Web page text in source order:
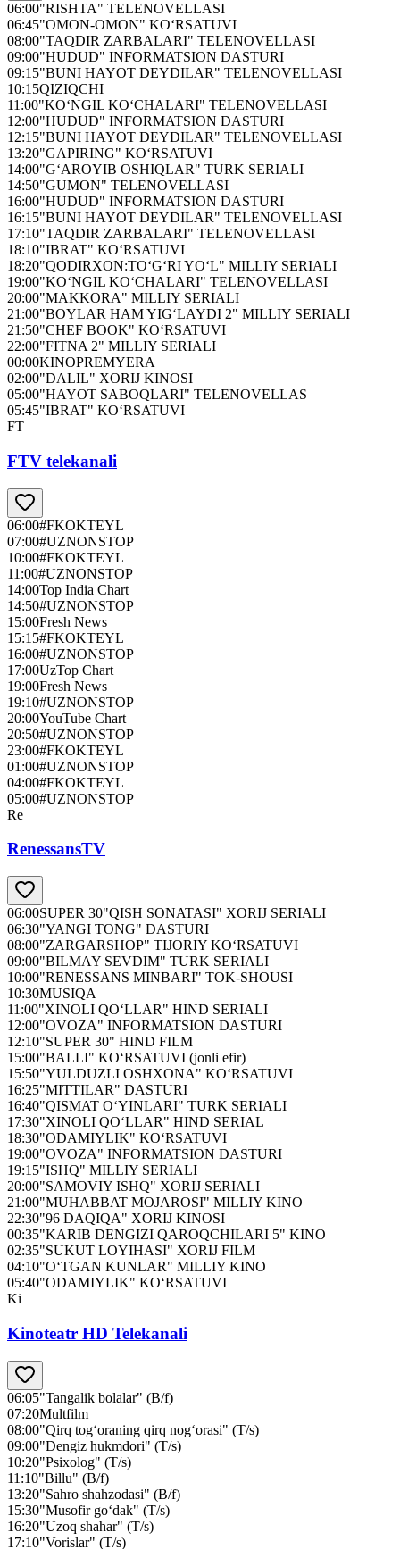
06:00"RISHTA" TELENOVELLASI
06:45"OMON-OMON" KO‘RSATUVI
08:00"TAQDIR ZARBALARI" TELENOVELLASI
09:00"HUDUD" INFORMATSION DASTURI
09:15"BUNI HAYOT DEYDILAR" TELENOVELLASI
10:15QIZIQCHI
11:00"KO‘NGIL KO‘CHALARI" TELENOVELLASI
12:00"HUDUD" INFORMATSION DASTURI
12:15"BUNI HAYOT DEYDILAR" TELENOVELLASI
13:20"GAPIRING" KO‘RSATUVI
14:00"G‘AROYIB OSHIQLAR" TURK SERIALI
14:50"GUMON" TELENOVELLASI
16:00"HUDUD" INFORMATSION DASTURI
16:15"BUNI HAYOT DEYDILAR" TELENOVELLASI
17:10"TAQDIR ZARBALARI" TELENOVELLASI
18:10"IBRAT" KO‘RSATUVI
18:20"QODIRXON:TO‘G‘RI YO‘L" MILLIY SERIALI
19:00"KO‘NGIL KO‘CHALARI" TELENOVELLASI
20:00"MAKKORA" MILLIY SERIALI
21:00"BOYLAR HAM YIG‘LAYDI 2" MILLIY SERIALI
21:50"CHEF BOOK" KO‘RSATUVI
22:00"FITNA 2" MILLIY SERIALI
00:00KINOPREMYERA
02:00"DALIL" XORIJ KINOSI
05:00"HAYOT SABOQLARI" TELENOVELLAS
05:45"IBRAT" KO‘RSATUVI
FT
FTV telekanali
06:00#FKOKTEYL
07:00#UZNONSTOP
10:00#FKOKTEYL
11:00#UZNONSTOP
14:00Top India Chart
14:50#UZNONSTOP
15:00Fresh News
15:15#FKOKTEYL
16:00#UZNONSTOP
17:00UzTop Chart
19:00Fresh News
19:10#UZNONSTOP
20:00YouTube Chart
20:50#UZNONSTOP
23:00#FKOKTEYL
01:00#UZNONSTOP
04:00#FKOKTEYL
05:00#UZNONSTOP
Re
RenessansTV
06:00SUPER 30"QISH SONATASI" XORIJ SERIALI
06:30"YANGI TONG" DASTURI
08:00"ZARGARSHOP" TIJORIY KO‘RSATUVI
09:00"BILMAY SEVDIM" TURK SERIALI
10:00"RENESSANS MINBARI" TOK-SHOUSI
10:30MUSIQA
11:00"XINOLI QO‘LLAR" HIND SERIALI
12:00"OVOZA" INFORMATSION DASTURI
12:10"SUPER 30" HIND FILM
15:00"BALLI" KO‘RSATUVI (jonli efir)
15:50"YULDUZLI OSHXONA" KO‘RSATUVI
16:25"MITTILAR" DASTURI
16:40"QISMAT O‘YINLARI" TURK SERIALI
17:30"XINOLI QO‘LLAR" HIND SERIAL
18:30"ODAMIYLIK" KO‘RSATUVI
19:00"OVOZA" INFORMATSION DASTURI
19:15"ISHQ" MILLIY SERIALI
20:00"SAMOVIY ISHQ" XORIJ SERIALI
21:00"MUHABBAT MOJAROSI" MILLIY KINO
22:30"96 DAQIQA" XORIJ KINOSI
00:35"KARIB DENGIZI QAROQCHILARI 5" KINO
02:35"SUKUT LOYIHASI" XORIJ FILM
04:10"O‘TGAN KUNLAR" MILLIY KINO
05:40"ODAMIYLIK" KO‘RSATUVI
Ki
Kinoteatr HD Telekanali
06:05"Tangalik bolalar" (B/f)
07:20Multfilm
08:00"Qirq tog‘oraning qirq nog‘orasi" (T/s)
09:00"Dengiz hukmdori" (T/s)
10:20"Psixolog" (T/s)
11:10"Billu" (B/f)
13:20"Sahro shahzodasi" (B/f)
15:30"Musofir go‘dak" (T/s)
16:20"Uzoq shahar" (T/s)
17:10"Vorislar" (T/s)